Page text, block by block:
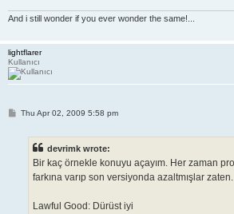
And i still wonder if you ever wonder the same!...
lightflarer
Kullanıcı
PThu Apr 02, 2009 5:58 pm
devrimk wrote:
Bir kaç örnekle konuyu açayım. Her zaman
farkına varıp son versiyonda azaltmışlar zaten.
Lawful Good: Dürüst iyi